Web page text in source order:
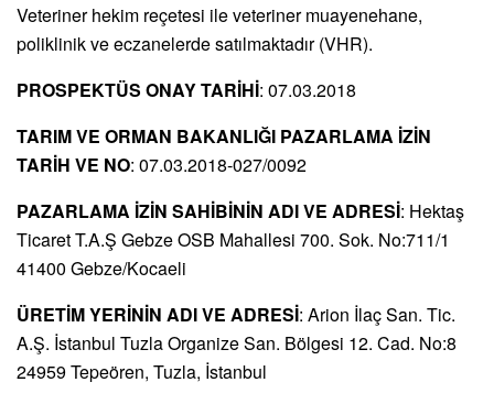
Veteriner hekim reçetesi ile veteriner muayenehane,
poliklinik ve eczanelerde satılmaktadır (VHR).
PROSPEKTÜS ONAY TARİHİ: 07.03.2018
TARIM VE ORMAN BAKANLIĞI PAZARLAMA İZİN
TARİH VE NO: 07.03.2018-027/0092
PAZARLAMA İZİN SAHİBİNİN ADI VE ADRESİ: Hektaş
Ticaret T.A.Ş Gebze OSB Mahallesi 700. Sok. No:711/1
41400 Gebze/Kocaeli
ÜRETİM YERİNİN ADI VE ADRESİ: Arion İlaç San. Tic.
A.Ş. İstanbul Tuzla Organize San. Bölgesi 12. Cad. No:8
24959 Tepeören, Tuzla, İstanbul